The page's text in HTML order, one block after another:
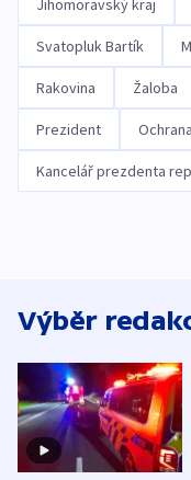
Jihomoravský kraj
Svatopluk Bartík
Rakovina Žaloba
Prezident
Kancelář prezdenta
Výběr